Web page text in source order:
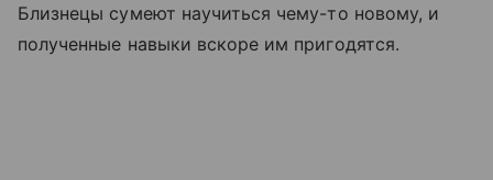
Близнецы сумеют научиться чему-то новому, и
полученные навыки вскоре им пригодятся.